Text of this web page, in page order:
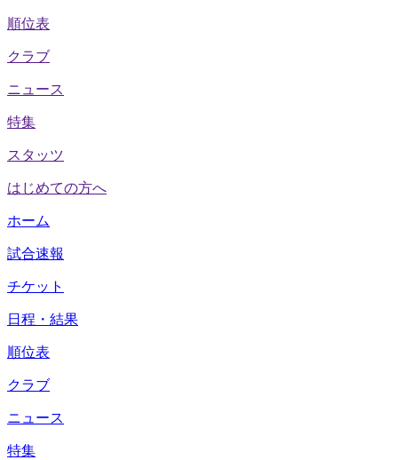
順位表
クラブ
ニュース
特集
スタッツ
はじめての方へ
ホーム
試合速報
チケット
日程・結果
順位表
クラブ
ニュース
特集